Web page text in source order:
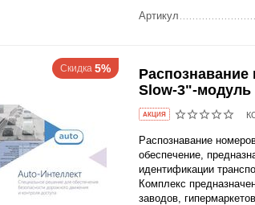
Артикул
Скидка 5%
Распознавание
Slow-3"-
AКЦИЯ
Распознавание
обеспечение,
идентификации
Комплекс
заводов,